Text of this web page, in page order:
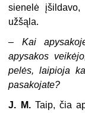
sienelė
užšąla.
– Kai
apysakos
pelės, laipioja
pasakojate?
J. M.Taip, čia